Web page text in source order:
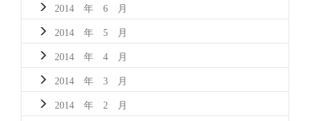
2014 年 6 月
2014 年 5 月
2014 年 4 月
2014 年 3 月
2014 年 2 月